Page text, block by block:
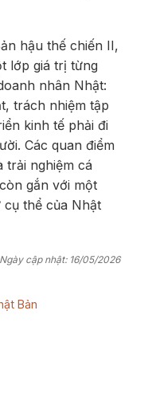
hậu thế chiến II,
lớp giá trị từng
nhân Nhật:
trách nhiệm tập
kinh tế phải đi
Các quan điểm
trải nghiệm cá
gắn với một
thể của Nhật
Ngày cập nhật: 16/05/2026
Bản